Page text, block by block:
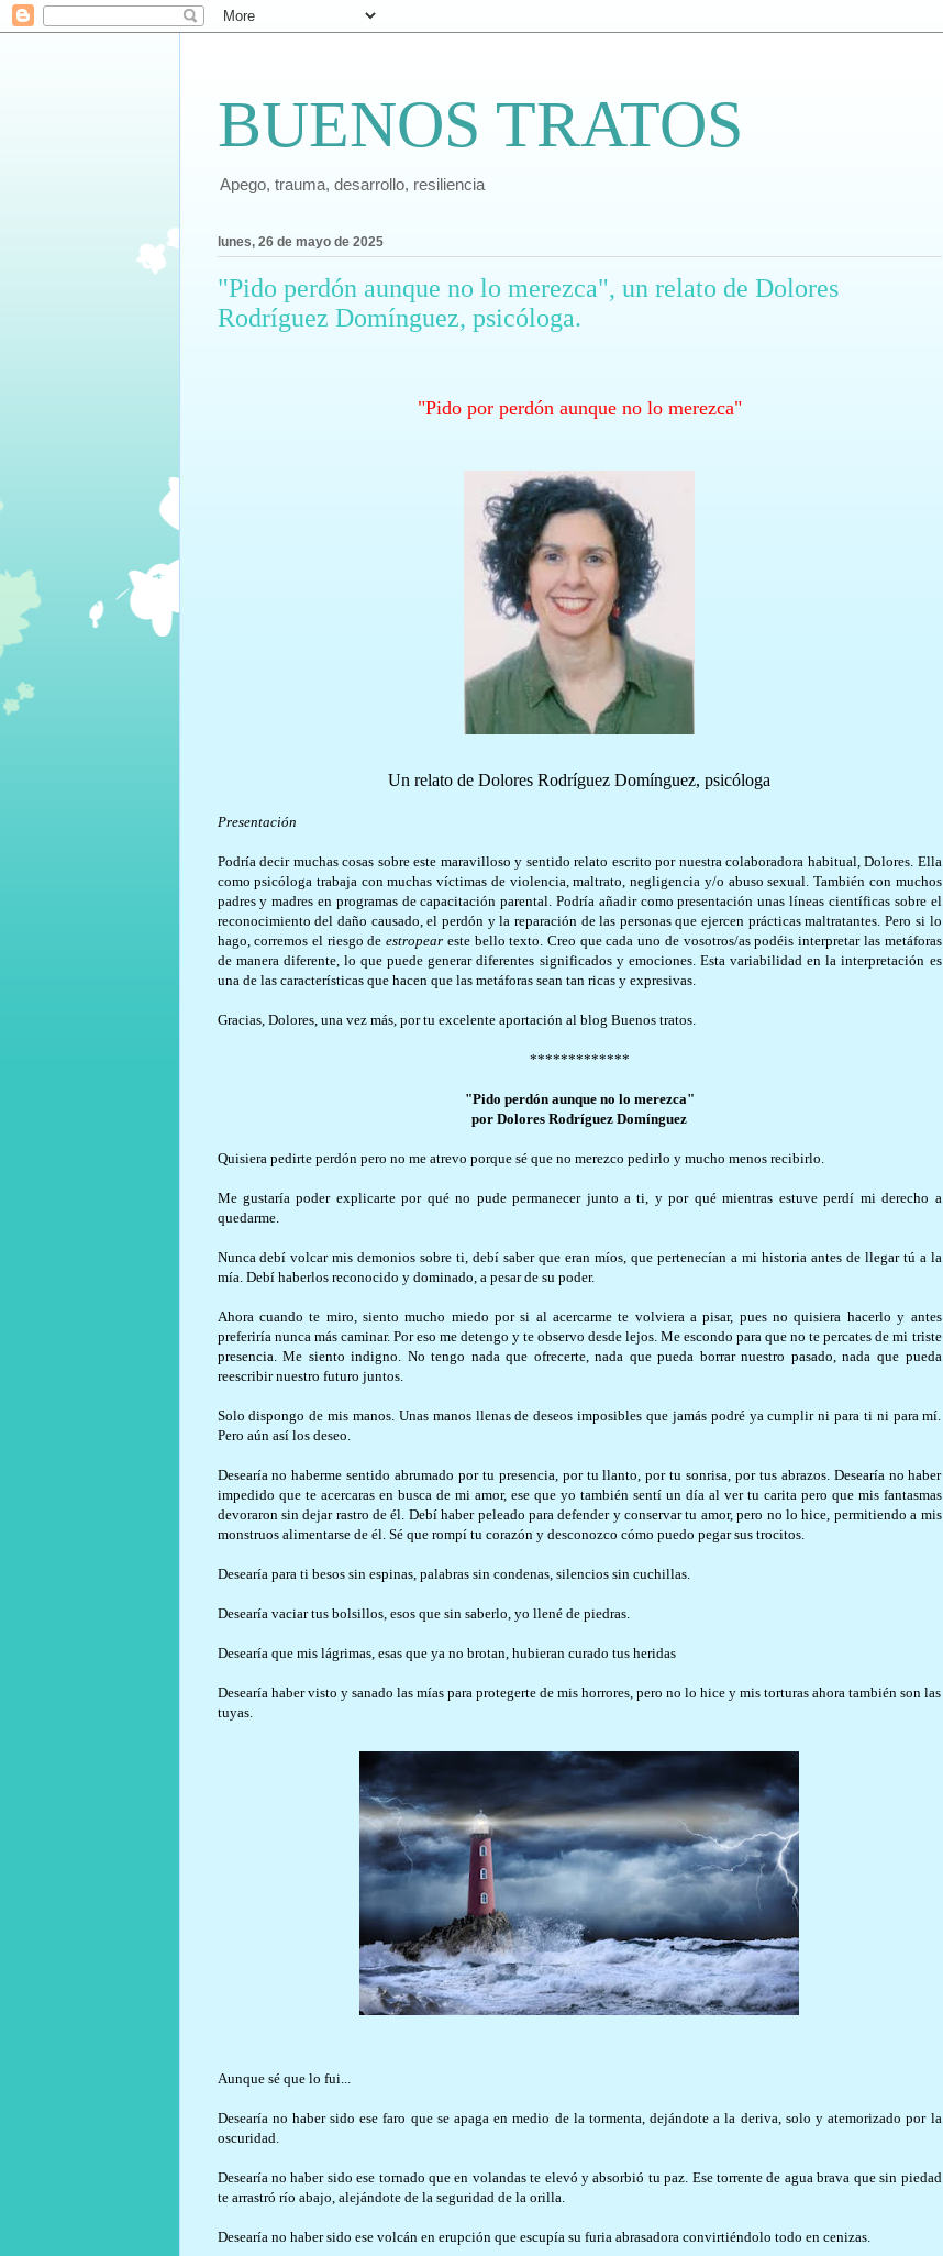
BUENOS TRATOS
Apego, trauma, desarrollo, resiliencia
lunes, 26 de mayo de 2025
"Pido perdón aunque no lo merezca", un relato de Dolores
Rodríguez Domínguez, psicóloga.
"Pido por perdón aunque no lo merezca"
Un relato de Dolores Rodríguez Domínguez, psicóloga
Presentación
Podría decir muchas cosas sobre este maravilloso y sentido relato escrito por nuestra colaboradora habitual, Dolores. Ella
como psicóloga trabaja con muchas víctimas de violencia, maltrato, negligencia y/o abuso sexual. También con muchos
padres y madres en programas de capacitación parental. Podría añadir como presentación unas líneas científicas sobre el
reconocimiento del daño causado, el perdón y la reparación de las personas que ejercen prácticas maltratantes. Pero si lo
hago, corremos el riesgo deestropear este bello texto. Creo que cada uno de vosotros/as podéis interpretar las metáforas
de manera diferente, lo que puede generar diferentes significados y emociones. Esta variabilidad en la interpretación es
una de las características que hacen que las metáforas sean tan ricas y expresivas.
Gracias, Dolores, una vez más, por tu excelente aportación al blog Buenos tratos.
*************
"Pido perdón aunque no lo merezca"
por Dolores Rodríguez Domínguez
Quisiera pedirte perdón pero no me atrevo porque sé que no merezco pedirlo y mucho menos recibirlo.
Me gustaría poder explicarte por qué no pude permanecer junto a ti, y por qué mientras estuve perdí mi derecho a
quedarme.
Nunca debí volcar mis demonios sobre ti, debí saber que eran míos, que pertenecían a mi historia antes de llegar tú a la
mía. Debí haberlos reconocido y dominado, a pesar de su poder.
Ahora cuando te miro, siento mucho miedo por si al acercarme te volviera a pisar, pues no quisiera hacerlo y antes
preferiría nunca más caminar. Por eso me detengo y te observo desde lejos. Me escondo para que no te percates de mi triste
presencia. Me siento indigno. No tengo nada que ofrecerte, nada que pueda borrar nuestro pasado, nada que pueda
reescribir nuestro futuro juntos.
Solo dispongo de mis manos. Unas manos llenas de deseos imposibles que jamás podré ya cumplir ni para ti ni para mí.
Pero aún así los deseo.
Desearía no haberme sentido abrumado por tu presencia, por tu llanto, por tu sonrisa, por tus abrazos. Desearía no haber
impedido que te acercaras en busca de mi amor, ese que yo también sentí un día al ver tu carita pero que mis fantasmas
devoraron sin dejar rastro de él. Debí haber peleado para defender y conservar tu amor, pero no lo hice, permitiendo a mis
monstruos alimentarse de él. Sé que rompí tu corazón y desconozco cómo puedo pegar sus trocitos.
Desearía para ti besos sin espinas, palabras sin condenas, silencios sin cuchillas.
Desearía vaciar tus bolsillos, esos que sin saberlo, yo llené de piedras.
Desearía que mis lágrimas, esas que ya no brotan, hubieran curado tus heridas
Desearía haber visto y sanado las mías para protegerte de mis horrores, pero no lo hice y mis torturas ahora también son las
tuyas.
Aunque sé que lo fui...
Desearía no haber sido ese faro que se apaga en medio de la tormenta, dejándote a la deriva, solo y atemorizado por la
oscuridad.
Desearía no haber sido ese tornado que en volandas te elevó y absorbió tu paz. Ese torrente de agua brava que sin piedad
te arrastró río abajo, alejándote de la seguridad de la orilla.
Desearía no haber sido ese volcán en erupción que escupía su furia abrasadora convirtiéndolo todo en cenizas.